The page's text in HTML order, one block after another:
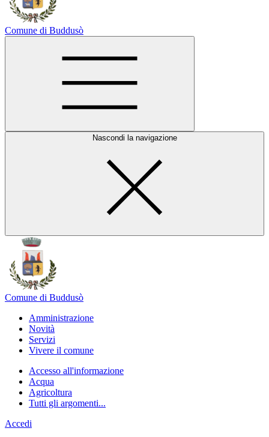
Comune di Buddusò
Nascondi la navigazione
Comune di Buddusò
Amministrazione
Novità
Servizi
Vivere il comune
Accesso all'informazione
Acqua
Agricoltura
Tutti gli argomenti...
Accedi